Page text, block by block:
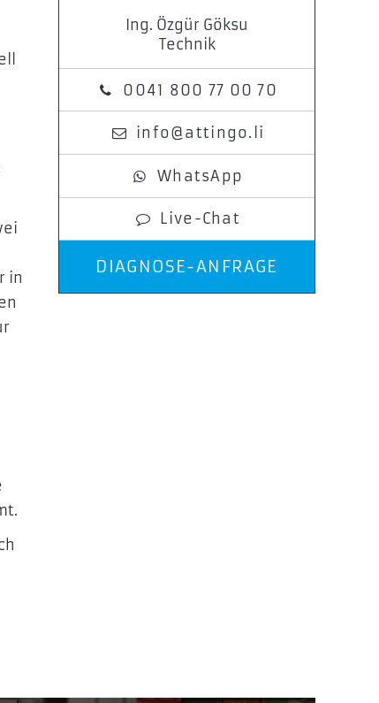
in
Ing. Özgür Göksu
Technik
0041 800 77 00 70
info@attingo.li
WhatsApp
Live-Chat
DIAGNOSE-ANFRAGE